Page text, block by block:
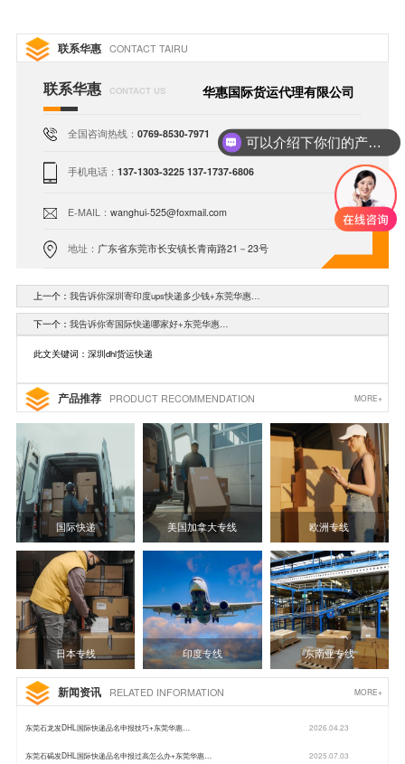
联系华惠 CONTACT TAIRU
联系华惠 CONTACT US 华惠国际货运代理有限公司
全国咨询热线：0769-8530-7971
手机电话：137-1303-3225 137-1737-6806
E-MAIL：wanghui-525@foxmail.com
地址： 广东省东莞市长安镇长青南路21－23号
上一个： 我告诉你深圳寄印度ups快递多少钱+东莞华惠…
下一个： 我告诉你寄国际快递哪家好+东莞华惠…
此文关键词：深圳dhl货运快递
产品推荐 PRODUCT RECOMMENDATION MORE+
国际快递 美国加拿大专线 欧洲专线
日本专线 印度专线 东南亚专线
新闻资讯 RELATED INFORMATION MORE+
东莞石龙发DHL国际快递品名申报技巧+东莞华惠… 2026.04.23
东莞石碣发DHL国际快递品名申报过高怎么办+东莞华惠… 2025.07.03
可以介绍下你们的产品么